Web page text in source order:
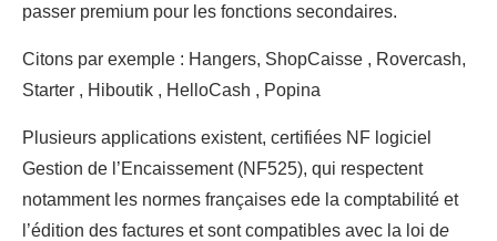
passer premium pour les fonctions secondaires.
Citons par exemple : Hangers, ShopCaisse , Rovercash,
Starter , Hiboutik , HelloCash , Popina
Plusieurs applications existent, certifiées NF logiciel
Gestion de l’Encaissement (NF525), qui respectent
notamment les normes françaises ede la comptabilité et
l’édition des factures et sont compatibles avec la loi de